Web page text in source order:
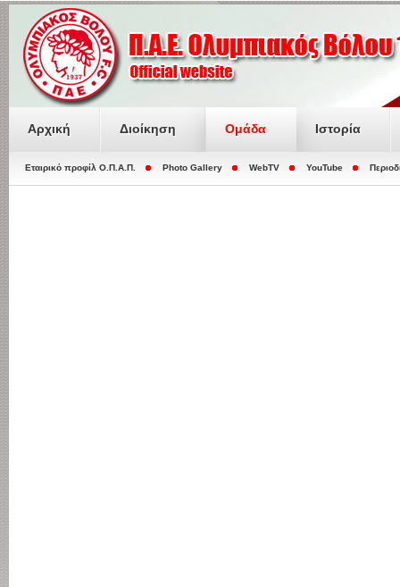
Αρχική Διοίκηση Ομάδα Ιστορία
Εταιρικό προφίλ O.Π.Α.Π. Photo Gallery WebTV YouTube